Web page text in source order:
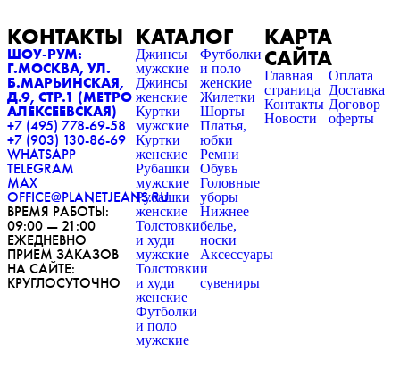
КОНТАКТЫ
ШОУ-РУМ:
Г.МОСКВА, УЛ.
Б.МАРЬИНСКАЯ,
Д.9, СТР.1 (МЕТРО
АЛЕКСЕЕВСКАЯ)
+7 (495) 778-69-58
+7 (903) 130-86-69
WHATSAPP
TELEGRAM
MAX
OFFICE@PLANETJEANS.RU
ВРЕМЯ РАБОТЫ:
09:00 — 21:00
ЕЖЕДНЕВНО
ПРИЕМ ЗАКАЗОВ
НА САЙТЕ:
КРУГЛОСУТОЧНО
КАТАЛОГ
Джинсы
мужские
Джинсы
женские
Куртки
мужские
Куртки
женские
Рубашки
мужские
Рубашки
женские
Толстовки
и худи
мужские
Толстовки
и худи
женские
Футболки
и поло
мужские
Футболки
и поло
женские
Жилетки
Шорты
Платья,
юбки
Ремни
Обувь
Головные
уборы
Нижнее
белье,
носки
Аксессуары
и
сувениры
КАРТА
САЙТА
Главная
страница
Контакты
Новости
Оплата
Доставка
Договор
оферты